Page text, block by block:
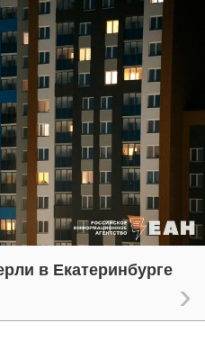
в Екатеринбурге